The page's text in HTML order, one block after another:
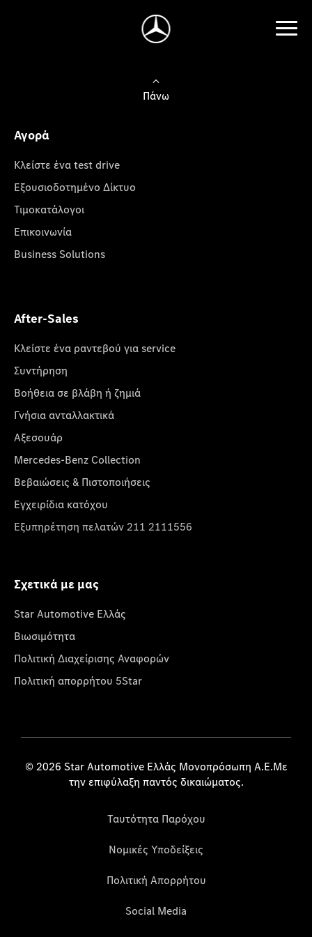
Πάνω
Αγορά
Κλείστε ένα test drive
Εξουσιοδοτημένο Δίκτυο
Τιμοκατάλογοι
Επικοινωνία
Business Solutions
After-Sales
Κλείστε ένα ραντεβού για service
Συντήρηση
Βοήθεια σε βλάβη ή ζημιά
Γνήσια ανταλλακτικά
Αξεσουάρ
Mercedes-Benz Collection
Βεβαιώσεις & Πιστοποιήσεις
Εγχειρίδια κατόχου
Εξυπηρέτηση πελατών 211 2111556
Σχετικά με μας
Star Automotive Ελλάς
Βιωσιμότητα
Πολιτική Διαχείρισης Αναφορών
Πολιτική απορρήτου 5Star
© 2026 Star Automotive Ελλάς Μονοπρόσωπη Α.Ε.Με
την επιφύλαξη παντός δικαιώματος.
Ταυτότητα Παρόχου
Νομικές Υποδείξεις
Πολιτική Απορρήτου
Social Media